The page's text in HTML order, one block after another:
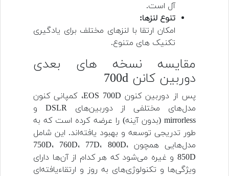
آل است.
تنوع لنزها:
امکان ارتقا با لنزهای مختلف برای یادگیری
تکنیک های متنوع.
مقایسه نسخه های بعدی
دوربین کانن 700d
پس از دوربین کنون EOS 700D، کمپانی کنون
مدل‌های مختلفی از دوربین‌های DSLR و
mirrorless (بدون آینه) را عرضه کرده است که به
طور تدریجی توسعه و بهبود یافته‌اند. این شامل
مدل‌هایی همچون 750D، 760D، 77D، 800D،
850D و غیره می‌شود که هر کدام از آن‌ها دارای
ویژگی‌ها و تکنولوژی‌های به روز و ارتقاء‌یافته‌ای